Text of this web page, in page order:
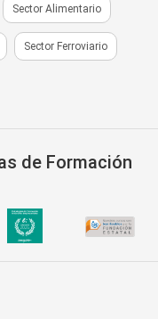
Sector Alimentario
Sector Ferroviario
de Formación